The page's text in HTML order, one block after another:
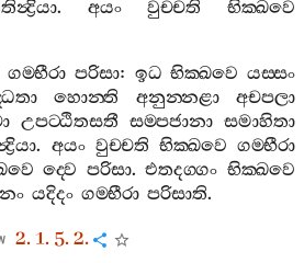
. අයං වුච‍්චති
භික‍්ඛවෙ
ගම‍්භීරා පරිසා: ඉධ භික‍්ඛවෙ යස‍්සං
හොන‍්ති අනුන‍්නළා
අචපලා
උපට‍්ඨිතසතී සම‍්පජානා සමාහිතා
. අයං වුච‍්චති භික‍්ඛවෙ ගම‍්භීරා
ද‍්වෙ පරිසා.එතදග‍්ගං භික‍්ඛවෙ
යදිදං ගම‍්භීරා පරිසාති.
2. 1. 5. 2.